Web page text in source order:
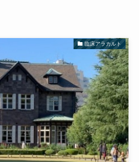
臨床アラカルト